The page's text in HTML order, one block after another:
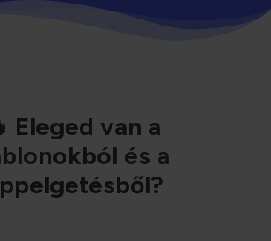
Eleged van a
és a